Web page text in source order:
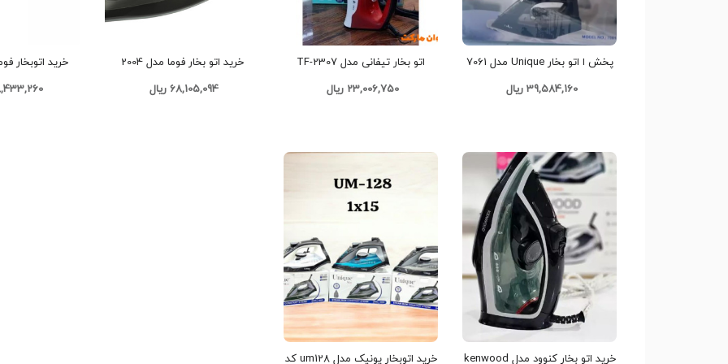
هوشمندانه است؟
آراستگی ظاهر یکی از اصول مهم در روابط اجتماعی است. لباس‌های چروکیده تاثیر منفی بر پرستیژ افراد دارند.
پاسخ به این نیاز طراحی شده است. برند شیامی همواره با رویکرد تکنولوژی‌محور وارد بازار می‌شود. این مدل با
می‌کند تا با قدرت مهندسی این محصول آشنا شوید. اتوکشی دیگر یک کار خسته‌کننده نخواهد بود.
تحلیل قدرت موتور و سرعت آماده‌سازی
توان مصرفی دستگاه، سرعت داغ شدن کفی را تعیین می‌کند.
بالایی تولید شده است. این توان باعث می‌شود اتو در کمتر از ۳۰ ثانیه داغ شود. در دنیای پرسرعت امروز، این
ویژگی بسیار ارزشمند است. شما بلافاصله پس از روشن کردن، می‌توانید اتوکشی را شروع کنید. المنت‌های
پیشرفته این دستگاه توزیع حرارت یکنواختی دارند. این یکنواختی مانع از سوختن نقطه‌ای لباس‌ها می‌شود.
توان بالای موتور به تولید بخار پایدار و پرفشار کمک می‌کند. شیامی در این مدل تعادلی عالی بین قدرت و
مصرف انرژی ایجاد کرده است. سرعت کار با این اتو، بهره‌وری شما را در کارهای خانه افزایش می‌دهد.
پخش ا اتو بخار Unique مدل 7061
39,584,160 ریال
اتو بخار تیفانی مدل TF-2307
23,006,750 ریال
خرید اتو بخار فوما مدل 2004
68,105,094 ریال 68,433,260
خرید اتو بخار کنوود مدل kenwood
خرید اتوبخار یونیک مدل um128 کد